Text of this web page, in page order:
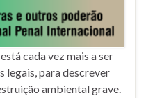
cada vez mais a ser
legais, para descrever
ambiental grave.